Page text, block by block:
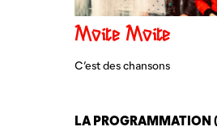
Moite Moite
C’est des chansons
LA PROGRAMMATION